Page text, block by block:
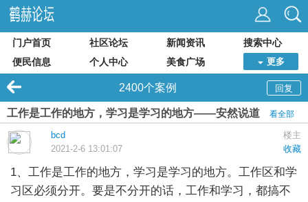
门户首页 社区论坛 新闻资讯
搜索中心
便民信息
个人中心 美食广场 更多
回复
2400个案例
工作是工作的地方，学习是学习的地方——安然说道 看全部
楼主
bcd
收藏
2021-2-6 13:01:07
1、工作是工作的地方，学习是学习的地方。工作区和学
习区必须分开。要是不分开的话，工作和学习，都搞不